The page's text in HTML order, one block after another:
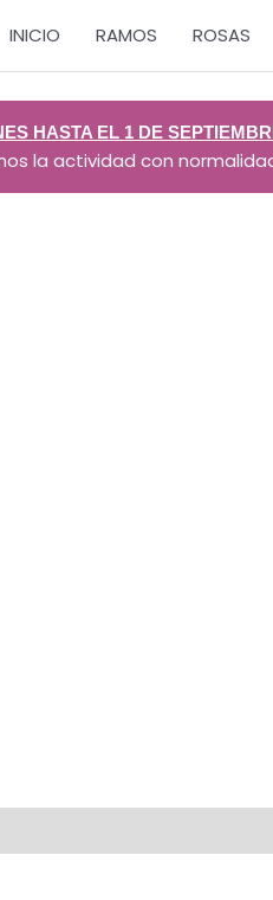
INICIO RAMOS ROSAS
HASTA EL 1 DE
la actividad con